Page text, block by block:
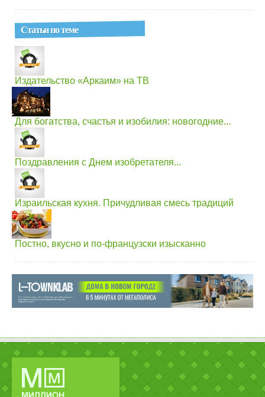
Статьи по теме
Издательство «Аркаим» на ТВ
Для богатства, счастья и изобилия: новогодние...
Поздравления с Днем изобретателя...
Израильская кухня. Причудливая смесь традиций
Постно, вкусно и по-французски изысканно